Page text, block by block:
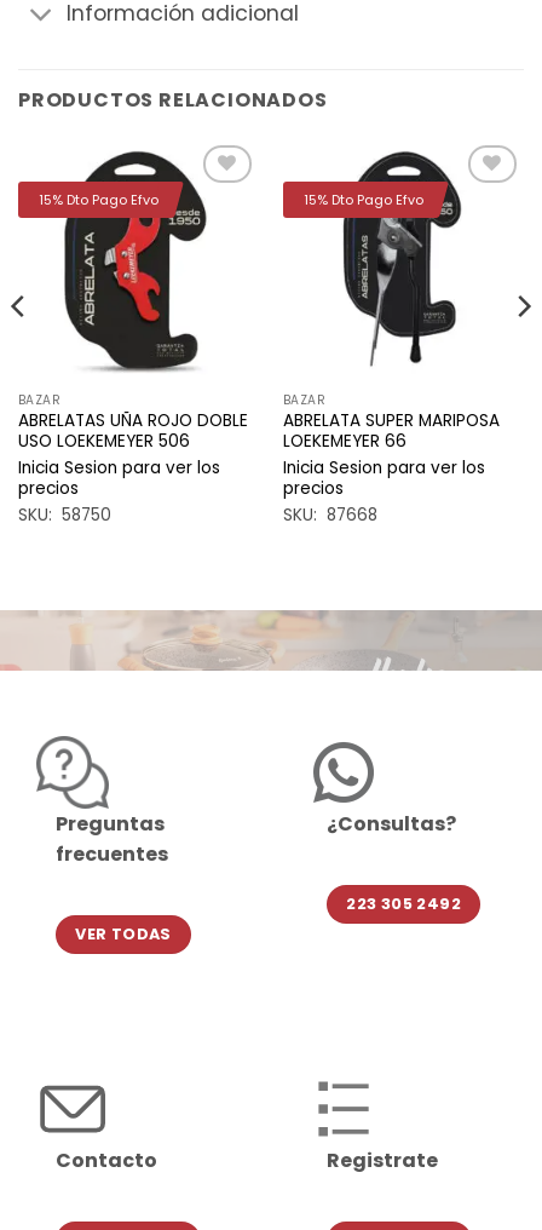
Información adicional
PRODUCTOS RELACIONADOS
Añadir
lista de
BAZAR
ABRELATAS UÑA ROJO DOBLE
USO LOEKEMEYER 506
Inicia Sesion para ver los
precios
SKU: 58750
15% Dto Pago Efvo
BAZAR
ABRELATA SUPER MARIPOSA
LOEKEMEYER 66
Inicia Sesion para ver los
precios
SKU: 87668
15% Dto Pago Efvo
Preguntas
frecuentes
VER TODAS
¿Consultas?
223 305 2492
Contacto Registrate